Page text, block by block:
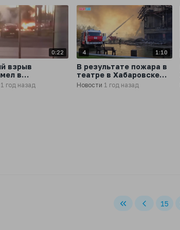
0:22
взрыв
в
1 год назад
4 1:10
В результате пожара в
театре в Хабаровске
пострадали три
человека, сообщили в
Новости 1 год назад
15